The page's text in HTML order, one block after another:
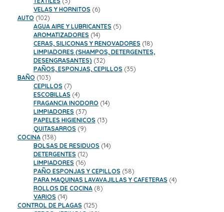
productos
VELAS Y HORNITOS 66
AUTO 102102
productos
AGUA AIRE Y LUBRICANTES 55
AROMATIZADORES 1414
productos
CERAS, SILICONAS Y RENOVADORES 1818
productos
LIMPIADORES (SHAMPOS, DETERGENTES,
DESENGRASANTES) 3232
productos
PAÑOS, ESPONJAS, CEPILLOS 3535
BAÑO 103103
productos
CEPILLOS 77
productos
ESCOBILLAS 44
productos
FRAGANCIA INODORO 1414
LIMPIADORES 3737
productos
PAPELES HIGIENICOS 1313
QUITASARROS 99
COCINA 138138
productos
BOLSAS DE RESIDUOS 1414
DETERGENTES 1212
productos
LIMPIADORES 1616
productos
PAÑO ESPONJAS Y CEPILLOS 5858
productos
PARA MAQUINAS LAVAVAJILLAS Y CAFETERAS 44
ROLLOS DE COCINA 88
VARIOS 1414
productos
CONTROL DE PLAGAS 125125